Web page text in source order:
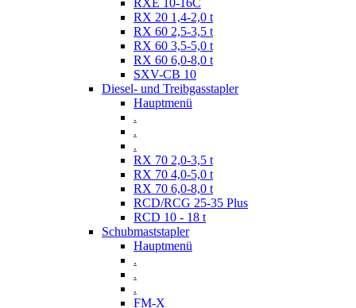
RXE 10-16C
RX 20 1,4-2,0 t
RX 60 2,5-3,5 t
RX 60 3,5-5,0 t
RX 60 6,0-8,0 t
SXV-CB 10
Diesel- und Treibgasstapler
Hauptmenü
.
.
.
RX 70 2,0-3,5 t
RX 70 4,0-5,0 t
RX 70 6,0-8,0 t
RCD/RCG 25-35 Plus
RCD 10 - 18 t
Schubmaststapler
Hauptmenü
.
.
.
FM-X